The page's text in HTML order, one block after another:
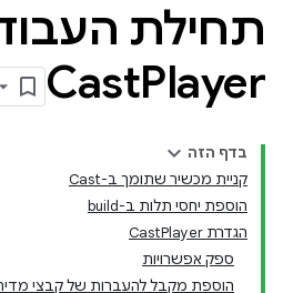
תחילת
CastPlayer
בדף הזה
קניית מכשיר שתומך ב-Cast
הוספת יחסי תלות ב-build
הגדרת CastPlayer
ספק אפשרויות
הוספת מקבל להעברות של קבצי